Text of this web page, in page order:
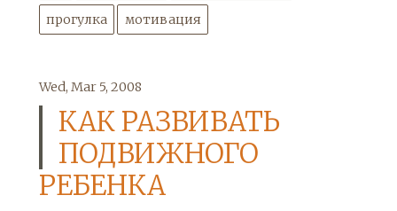
прогулка мотивация
Wed, Mar 5, 2008
КАК РАЗВИВАТЬ
ПОДВИЖНОГО
РЕБЕНКА